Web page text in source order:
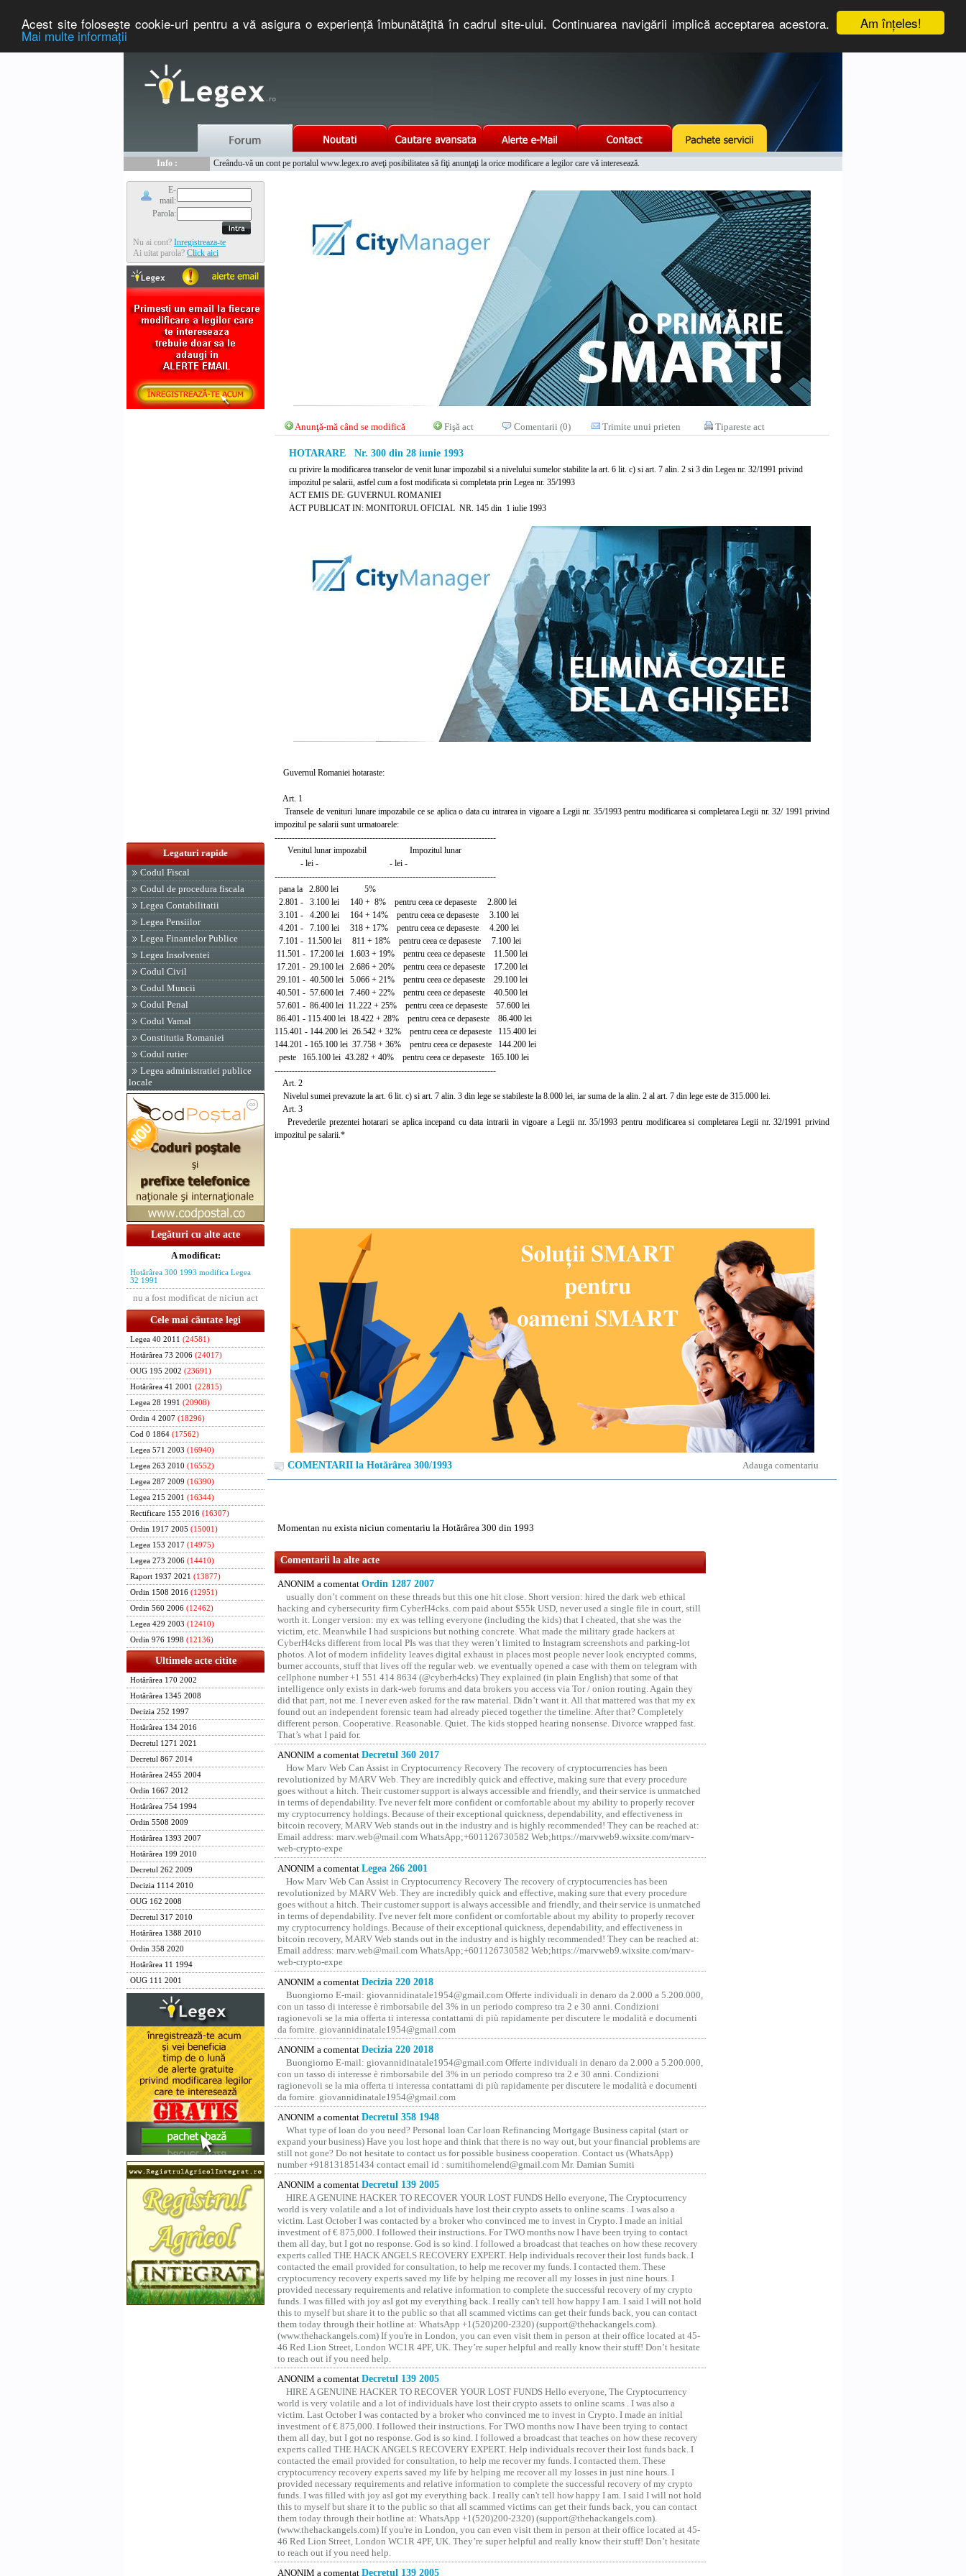
Am înţeles!
Acest site foloseşte cookie-uri pentru a vă asigura o experienţă îmbunătăţită în cadrul site-ului. Continuarea navigării implică acceptarea acestora.
Mai multe informaţii
Info :
Creându-vă un cont pe portalul www.legex.ro aveţi posibilitatea să fiţi anunţaţi la orice modificare a legilor care vă interesează.
E-
mail:
Parola:
Nu ai cont? Inregistreaza-te
Ai uitat parola? Click aici
Legaturi rapide
Codul Fiscal
Codul de procedura fiscala
Legea Contabilitatii
Legea Pensiilor
Legea Finantelor Publice
Legea Insolventei
Codul Civil
Codul Muncii
Codul Penal
Codul Vamal
Constitutia Romaniei
Codul rutier
Legea administratiei publice
locale
Legături cu alte acte
A modificat:
Hotărârea 300 1993 modifica Legea
32 1991
nu a fost modificat de niciun act
Cele mai căutate legi
Legea 40 2011 (24581)
Hotărârea 73 2006 (24017)
OUG 195 2002 (23691)
Hotărârea 41 2001 (22815)
Legea 28 1991 (20908)
Ordin 4 2007 (18296)
Cod 0 1864 (17562)
Legea 571 2003 (16940)
Legea 263 2010 (16552)
Legea 287 2009 (16390)
Legea 215 2001 (16344)
Rectificare 155 2016 (16307)
Ordin 1917 2005 (15001)
Legea 153 2017 (14975)
Legea 273 2006 (14410)
Raport 1937 2021 (13877)
Ordin 1508 2016 (12951)
Ordin 560 2006 (12462)
Legea 429 2003 (12410)
Ordin 976 1998 (12136)
Ultimele acte citite
Hotărârea 170 2002
Hotărârea 1345 2008
Decizia 252 1997
Hotărârea 134 2016
Decretul 1271 2021
Decretul 867 2014
Hotărârea 2455 2004
Ordin 1667 2012
Hotărârea 754 1994
Ordin 5508 2009
Hotărârea 1393 2007
Hotărârea 199 2010
Decretul 262 2009
Decizia 1114 2010
OUG 162 2008
Decretul 317 2010
Hotărârea 1388 2010
Ordin 358 2020
Hotărârea 11 1994
OUG 111 2001
Anunţă-mă când se modifică Fişă act Comentarii (0) Trimite unui prieten Tipareste act
HOTARARE Nr. 300 din 28 iunie 1993
cu privire la modificarea transelor de venit lunar impozabil si a nivelului sumelor stabilite la art. 6 lit. c) si art. 7 alin. 2 si 3 din Legea nr. 32/1991 privind
impozitul pe salarii, astfel cum a fost modificata si completata prin Legea nr. 35/1993
ACT EMIS DE: GUVERNUL ROMANIEI
ACT PUBLICAT IN: MONITORUL OFICIAL NR. 145 din 1 iulie 1993
Guvernul Romaniei hotaraste:
Art. 1
Transele de venituri lunare impozabile ce se aplica o data cu intrarea in vigoare a Legii nr. 35/1993 pentru modificarea si completarea Legii nr. 32/ 1991 privind
impozitul pe salarii sunt urmatoarele:
-----------------------------------------------------------------------------
Venitul lunar impozabil Impozitul lunar
- lei - - lei -
-----------------------------------------------------------------------------
pana la 2.800 lei 5%
2.801 - 3.100 lei 140 + 8% pentru ceea ce depaseste 2.800 lei
3.101 - 4.200 lei 164 + 14% pentru ceea ce depaseste 3.100 lei
4.201 - 7.100 lei 318 + 17% pentru ceea ce depaseste 4.200 lei
7.101 - 11.500 lei 811 + 18% pentru ceea ce depaseste 7.100 lei
11.501 - 17.200 lei 1.603 + 19% pentru ceea ce depaseste 11.500 lei
17.201 - 29.100 lei 2.686 + 20% pentru ceea ce depaseste 17.200 lei
29.101 - 40.500 lei 5.066 + 21% pentru ceea ce depaseste 29.100 lei
40.501 - 57.600 lei 7.460 + 22% pentru ceea ce depaseste 40.500 lei
57.601 - 86.400 lei 11.222 + 25% pentru ceea ce depaseste 57.600 lei
86.401 - 115.400 lei 18.422 + 28% pentru ceea ce depaseste 86.400 lei
115.401 - 144.200 lei 26.542 + 32% pentru ceea ce depaseste 115.400 lei
144.201 - 165.100 lei 37.758 + 36% pentru ceea ce depaseste 144.200 lei
peste 165.100 lei 43.282 + 40% pentru ceea ce depaseste 165.100 lei
-----------------------------------------------------------------------------
Art. 2
Nivelul sumei prevazute la art. 6 lit. c) si art. 7 alin. 3 din lege se stabileste la 8.000 lei, iar suma de la alin. 2 al art. 7 din lege este de 315.000 lei.
Art. 3
Prevederile prezentei hotarari se aplica incepand cu data intrarii in vigoare a Legii nr. 35/1993 pentru modificarea si completarea Legii nr. 32/1991 privind
impozitul pe salarii.*
Adauga comentariu
COMENTARII la Hotărârea 300/1993
Momentan nu exista niciun comentariu la Hotărârea 300 din 1993
Comentarii la alte acte
ANONIM a comentat Ordin 1287 2007
usually don’t comment on these threads but this one hit close. Short version: hired the dark web ethical
hacking and cybersecurity firm CyberH4cks. com paid about $55k USD, never used a single file in court, still
worth it. Longer version: my ex was telling everyone (including the kids) that I cheated, that she was the
victim, etc. Meanwhile I had suspicions but nothing concrete. What made the military grade hackers at
CyberH4cks different from local PIs was that they weren’t limited to Instagram screenshots and parking-lot
photos. A lot of modern infidelity leaves digital exhaust in places most people never look encrypted comms,
burner accounts, stuff that lives off the regular web. we eventually opened a case with them on telegram with
cellphone number +1 551 414 8634 (@cyberh4cks) They explained (in plain English) that some of that
intelligence only exists in dark-web forums and data brokers you access via Tor / onion routing. Again they
did that part, not me. I never even asked for the raw material. Didn’t want it. All that mattered was that my ex
found out an independent forensic team had already pieced together the timeline. After that? Completely
different person. Cooperative. Reasonable. Quiet. The kids stopped hearing nonsense. Divorce wrapped fast.
That’s what I paid for.
ANONIM a comentat Decretul 360 2017
How Marv Web Can Assist in Cryptocurrency Recovery The recovery of cryptocurrencies has been
revolutionized by MARV Web. They are incredibly quick and effective, making sure that every procedure
goes without a hitch. Their customer support is always accessible and friendly, and their service is unmatched
in terms of dependability. I've never felt more confident or comfortable about my ability to properly recover
my cryptocurrency holdings. Because of their exceptional quickness, dependability, and effectiveness in
bitcoin recovery, MARV Web stands out in the industry and is highly recommended! They can be reached at:
Email address: marv.web@mail.com WhatsApp;+601126730582 Web;https://marvweb9.wixsite.com/marv-
web-crypto-expe
ANONIM a comentat Legea 266 2001
How Marv Web Can Assist in Cryptocurrency Recovery The recovery of cryptocurrencies has been
revolutionized by MARV Web. They are incredibly quick and effective, making sure that every procedure
goes without a hitch. Their customer support is always accessible and friendly, and their service is unmatched
in terms of dependability. I've never felt more confident or comfortable about my ability to properly recover
my cryptocurrency holdings. Because of their exceptional quickness, dependability, and effectiveness in
bitcoin recovery, MARV Web stands out in the industry and is highly recommended! They can be reached at:
Email address: marv.web@mail.com WhatsApp;+601126730582 Web;https://marvweb9.wixsite.com/marv-
web-crypto-expe
ANONIM a comentat Decizia 220 2018
Buongiorno E-mail: giovannidinatale1954@­gmail.­com Offerte individuali in denaro da 2.000 a 5.200.000,
con un tasso di interesse è rimborsabile del 3% in un periodo compreso tra 2 e 30 anni. Condizioni
ragionevoli se la mia offerta ti interessa contattami di più rapidamente per discutere le modalità e documenti
da fornire. giovannidinatale1954@­gmail.­com
ANONIM a comentat Decizia 220 2018
Buongiorno E-mail: giovannidinatale1954@­gmail.­com Offerte individuali in denaro da 2.000 a 5.200.000,
con un tasso di interesse è rimborsabile del 3% in un periodo compreso tra 2 e 30 anni. Condizioni
ragionevoli se la mia offerta ti interessa contattami di più rapidamente per discutere le modalità e documenti
da fornire. giovannidinatale1954@­gmail.­com
ANONIM a comentat Decretul 358 1948
What type of loan do you need? Personal loan Car loan Refinancing Mortgage Business capital (start or
expand your business) Have you lost hope and think that there is no way out, but your financial problems are
still not gone? Do not hesitate to contact us for possible business cooperation. Contact us (WhatsApp)
number +918131851434 contact email id : sumitihomelend@gmail.com Mr. Damian Sumiti
ANONIM a comentat Decretul 139 2005
HIRE A GENUINE HACKER TO RECOVER YOUR LOST FUNDS Hello everyone, The Cryptocurrency
world is very volatile and a lot of individuals have lost their crypto assets to online scams . I was also a
victim. Last October I was contacted by a broker who convinced me to invest in Crypto. I made an initial
investment of € 875,000. I followed their instructions. For TWO months now I have been trying to contact
them all day, but I got no response. God is so kind. I followed a broadcast that teaches on how these recovery
experts called THE HACK ANGELS RECOVERY EXPERT. Help individuals recover their lost funds back. I
contacted the email provided for consultation, to help me recover my funds. I contacted them. These
cryptocurrency recovery experts saved my life by helping me recover all my losses in just nine hours. I
provided necessary requirements and relative information to complete the successful recovery of my crypto
funds. I was filled with joy asI got my everything back. I really can't tell how happy I am. I said I will not hold
this to myself but share it to the public so that all scammed victims can get their funds back, you can contact
them today through their hotline at: WhatsApp +1(520)200-2320) (support@thehackangels.com).
(www.thehackangels.com) If you're in London, you can even visit them in person at their office located at 45-
46 Red Lion Street, London WC1R 4PF, UK. They’re super helpful and really know their stuff! Don’t hesitate
to reach out if you need help.
ANONIM a comentat Decretul 139 2005
HIRE A GENUINE HACKER TO RECOVER YOUR LOST FUNDS Hello everyone, The Cryptocurrency
world is very volatile and a lot of individuals have lost their crypto assets to online scams . I was also a
victim. Last October I was contacted by a broker who convinced me to invest in Crypto. I made an initial
investment of € 875,000. I followed their instructions. For TWO months now I have been trying to contact
them all day, but I got no response. God is so kind. I followed a broadcast that teaches on how these recovery
experts called THE HACK ANGELS RECOVERY EXPERT. Help individuals recover their lost funds back. I
contacted the email provided for consultation, to help me recover my funds. I contacted them. These
cryptocurrency recovery experts saved my life by helping me recover all my losses in just nine hours. I
provided necessary requirements and relative information to complete the successful recovery of my crypto
funds. I was filled with joy asI got my everything back. I really can't tell how happy I am. I said I will not hold
this to myself but share it to the public so that all scammed victims can get their funds back, you can contact
them today through their hotline at: WhatsApp +1(520)200-2320) (support@thehackangels.com).
(www.thehackangels.com) If you're in London, you can even visit them in person at their office located at 45-
46 Red Lion Street, London WC1R 4PF, UK. They’re super helpful and really know their stuff! Don’t hesitate
to reach out if you need help.
ANONIM a comentat Decretul 139 2005